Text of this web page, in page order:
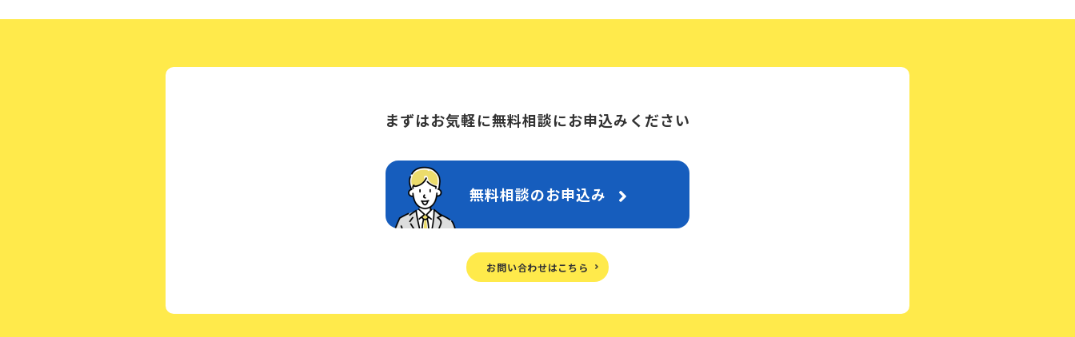
まずはお気軽に無料相談にお申込みください
無料相談のお申込み
お問い合わせはこちら